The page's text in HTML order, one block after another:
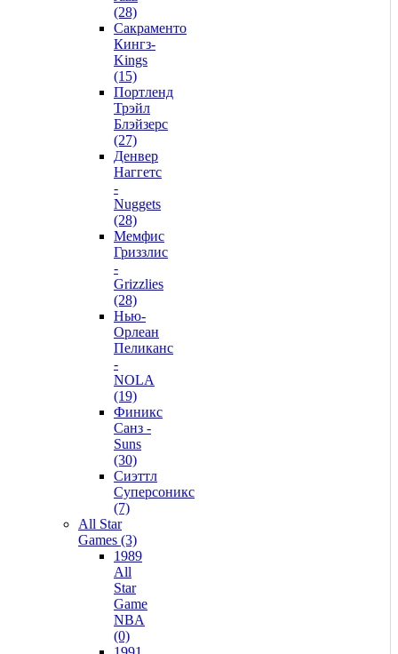
(28)
Сакраменто
Кингз-
Kings
(15)
Портленд
Трэйл
Блэйзерс
(27)
Денвер
Наггетс
-
Nuggets
(28)
Мемфис
Гриззлис
-
Grizzlies
(28)
Нью-
Орлеан
Пеликанс
-
NOLA
(19)
Финикс
Санз -
Suns
(30)
Сиэттл
Суперсоникс
(7)
All Star
Games (3)
1989
All
Star
Game
NBA
(0)